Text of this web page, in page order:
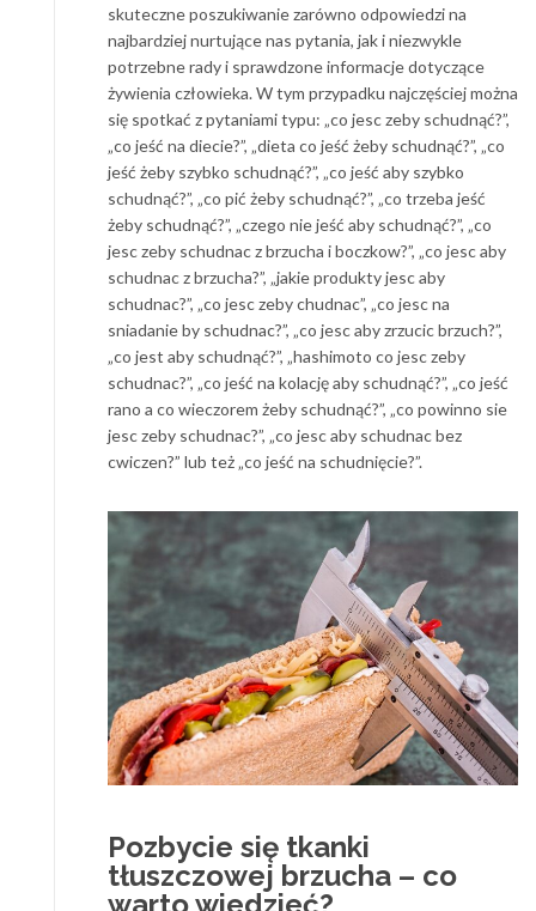
skuteczne poszukiwanie zarówno odpowiedzi na
najbardziej nurtujące nas pytania, jak i niezwykle
potrzebne rady i sprawdzone informacje dotyczące
żywienia człowieka. W tym przypadku najczęściej można
się spotkać z pytaniami typu: „co jesc zeby schudnąć?”,
„co jeść na diecie?”, „dieta co jeść żeby schudnąć?”, „co
jeść żeby szybko schudnąć?”, „co jeść aby szybko
schudnąć?”, „co pić żeby schudnąć?”, „co trzeba jeść
żeby schudnąć?”, „czego nie jeść aby schudnąć?”, „co
jesc zeby schudnac z brzucha i boczkow?”, „co jesc aby
schudnac z brzucha?”, „jakie produkty jesc aby
schudnac?”, „co jesc zeby chudnac”, „co jesc na
sniadanie by schudnac?”, „co jesc aby zrzucic brzuch?”,
„co jest aby schudnąć?”, „hashimoto co jesc zeby
schudnac?”, „co jeść na kolację aby schudnąć?”, „co jeść
rano a co wieczorem żeby schudnąć?”, „co powinno sie
jesc zeby schudnac?”, „co jesc aby schudnac bez
cwiczen?” lub też „co jeść na schudnięcie?”.
Pozbycie się tkanki
tłuszczowej brzucha – co